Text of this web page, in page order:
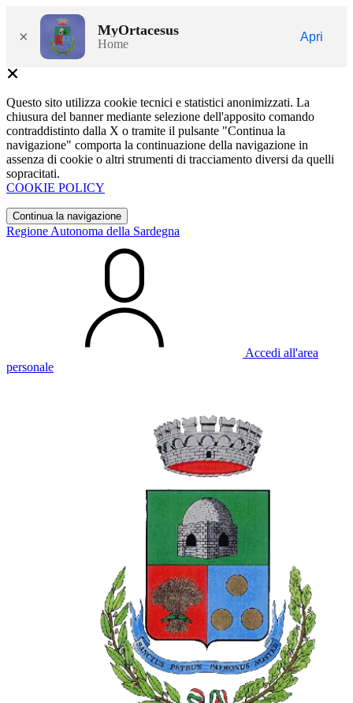
× MyOrtacesus
Home
Apri
Questo sito utilizza cookie tecnici e statistici anonimizzati. La
chiusura del banner mediante selezione dell'apposito comando
contraddistinto dalla X o tramite il pulsante "Continua la
navigazione" comporta la continuazione della navigazione in
assenza di cookie o altri strumenti di tracciamento diversi da quelli
sopracitati.
COOKIE POLICY
Continua la navigazione
Regione Autonoma della Sardegna
Accedi all'area
personale